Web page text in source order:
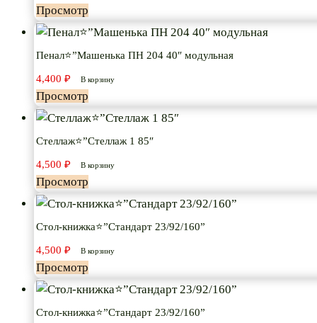
Просмотр
Пенал⭐”Машенька ПН 204 40″ модульная
4,400 ₽ В корзину
Просмотр
Стеллаж⭐”Стеллаж 1 85″
4,500 ₽ В корзину
Просмотр
Стол-книжка⭐”Стандарт 23/92/160”
4,500 ₽ В корзину
Просмотр
Стол-книжка⭐”Стандарт 23/92/160”